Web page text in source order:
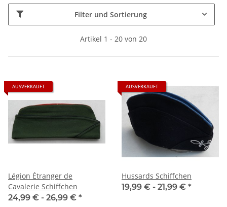
Filter und Sortierung
Artikel 1 - 20 von 20
AUSVERKAUFT
Légion Étranger de
Cavalerie Schiffchen
24,99 € - 26,99 € *
AUSVERKAUFT
Hussards Schiffchen
19,99 € - 21,99 € *